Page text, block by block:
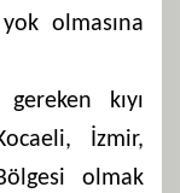
olmasına
kıyı
İzmir,
olmak